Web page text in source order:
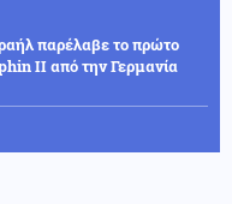
παρέλαβε το πρώτο
II από την Γερμανία
Παγκόσμια
Τρίτο παγκόσμιο πόλεμο!